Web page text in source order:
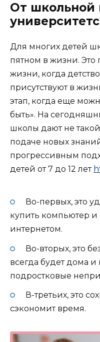
От школьной
Для многих детей
пятном в жизни.
жизни, когда
присутствуют в
этап, когда еще
быть». На
школы дают не
подаче новых
прогрессивным
детей от 7 до 12 лет
Во-первых, это
купить компьютер и
интернетом.
Во-вторых, это
всегда будет дома и
подростковые
В-третьих, это
сэкономит время.